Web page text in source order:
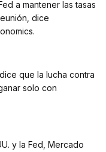
a mantener las tasas
dice
que la lucha contra
solo con
y la Fed, Mercado